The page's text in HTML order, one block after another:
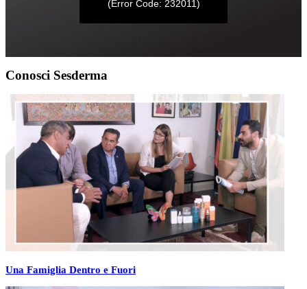
Conosci Sesderma
Una Famiglia Dentro e Fuori